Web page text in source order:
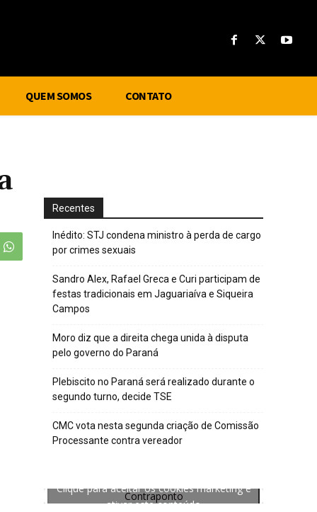
QUEM SOMOS CONTATO
Recentes
Inédito: STJ condena ministro à perda de cargo
por crimes sexuais
Sandro Alex, Rafael Greca e Curi participam de
festas tradicionais em Jaguariaíva e Siqueira
Campos
Moro diz que a direita chega unida à disputa
pelo governo do Paraná
Plebiscito no Paraná será realizado durante o
segundo turno, decide TSE
CMC vota nesta segunda criação de Comissão
Processante contra vereador
Contraponto
Clique para aceitar os cookies marketing e
ativar este conteúdo